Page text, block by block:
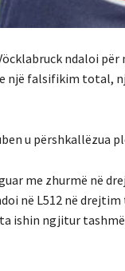
ndaloi
falsifikim total,
u përshkallëzua
me zhurmë në
në L512 në
ishin ngjitur